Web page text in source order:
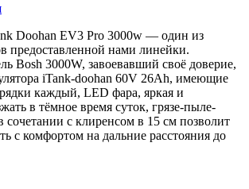
Doohan EV3 Pro 3000w — один из
предоставленной нами линейки.
Bosh 3000W, завоевавший своё доверие,
iTank-doohan 60V 26Ah, имеющие
каждый, LED фара, яркая и
в тёмное время суток, грязе-пыле-
сочетании с клиренсом в 15 см позволит
с комфортом на дальние расстояния до